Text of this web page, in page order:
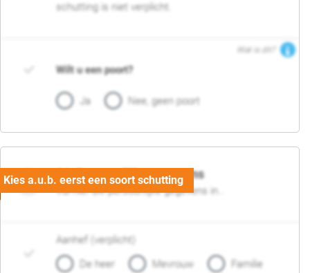
schutting is niet verplicht.
Wat is dit?
Wilt u een poort?
Ja Nee, geen poort
06. Persoonlijke gegevens
Vul hier uw persoonlijke gegevens in..
Aanhef (verplicht)
De heer
Mevrouw Familie